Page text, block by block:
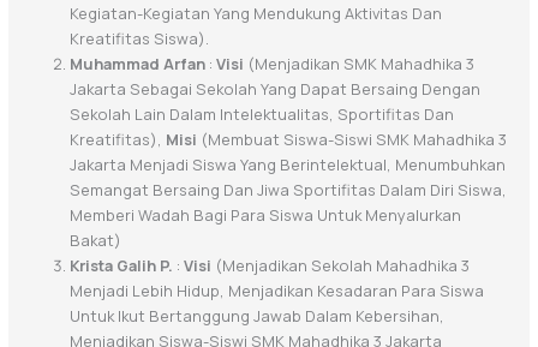
Kegiatan-Kegiatan Yang Mendukung Aktivitas Dan
Kreatifitas Siswa).
Muhammad Arfan: Visi (Menjadikan SMK Mahadhika 3
Jakarta Sebagai Sekolah Yang Dapat Bersaing Dengan
Sekolah Lain Dalam Intelektualitas, Sportifitas Dan
Kreatifitas), Misi (Membuat Siswa-Siswi SMK Mahadhika 3
Jakarta Menjadi Siswa Yang Berintelektual, Menumbuhkan
Semangat Bersaing Dan Jiwa Sportifitas Dalam Diri Siswa,
Memberi Wadah Bagi Para Siswa Untuk Menyalurkan
Bakat)
Krista Galih P. : Visi (Menjadikan Sekolah Mahadhika 3
Menjadi Lebih Hidup, Menjadikan Kesadaran Para Siswa
Untuk Ikut Bertanggung Jawab Dalam Kebersihan,
Menjadikan Siswa-Siswi SMK Mahadhika 3 Jakarta